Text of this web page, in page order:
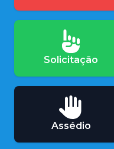
Solicitação
Assédio